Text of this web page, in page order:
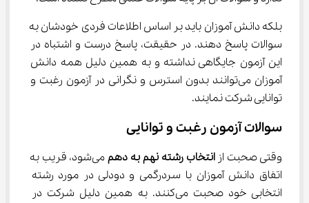
بلکه دانش آموزان باید بر اساس اطلاعات فردی خودشان به
سوالات پاسخ دهند. در حقیقت، پاسخ درست و اشتباه در
این آزمون جایگاهی نداشته و به همین دلیل همه دانش
آموزان می‌توانند بدون استرس و نگرانی در آزمون رغبت و
توانایی شرکت نمایند.
سوالات آزمون رغبت و توانایی
وقتی صحبت از انتخاب رشته نهم به دهم
می‌شود، قریب به
اتفاق دانش آموزان با سردرگمی و دودلی در مورد رشته
انتخابی خود صحبت می‌کنند. به همین دلیل شرکت در